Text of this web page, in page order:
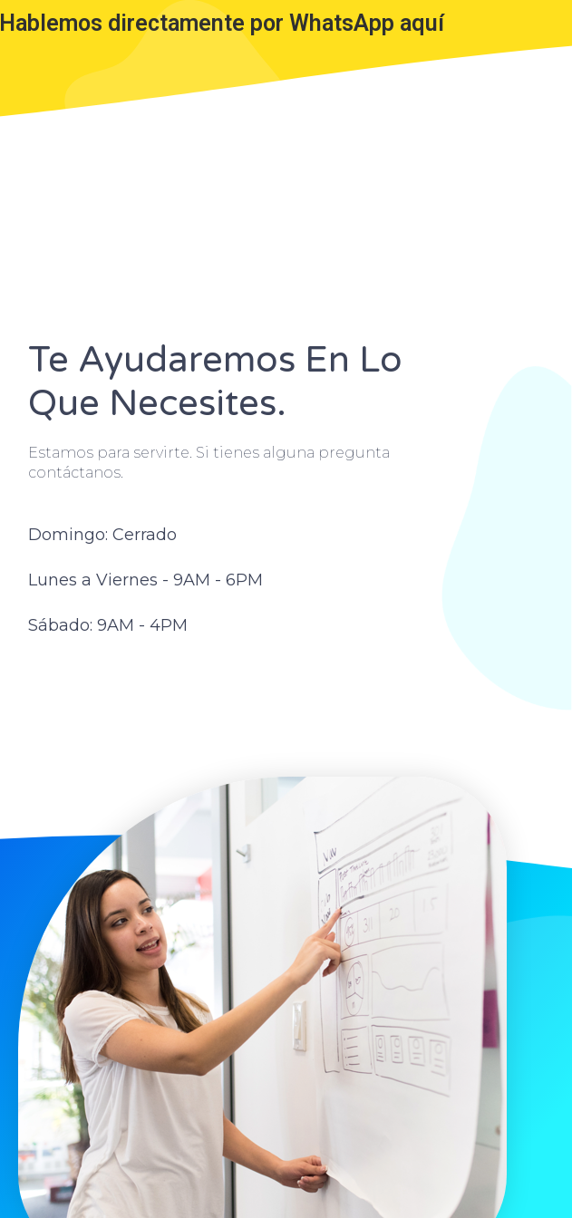
Hablemos directamente por WhatsApp aquí
Te Ayudaremos En Lo
Que Necesites.
Estamos para servirte. Si tienes alguna pregunta
contáctanos.
Domingo: Cerrado
Lunes a Viernes - 9AM - 6PM
Sábado: 9AM - 4PM